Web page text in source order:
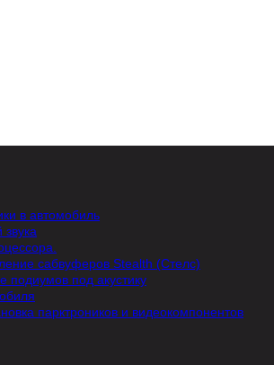
в автомобиль
звука
сабвуферов Stealth (Стелс)
подиумов под акустику
парктроников и видеокомпонентов